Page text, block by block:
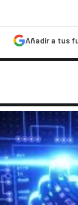
Añadir a tus